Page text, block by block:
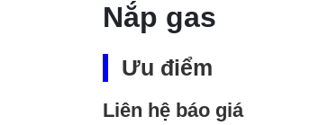
Nắp gas
Ưu điểm
Liên hệ báo giá